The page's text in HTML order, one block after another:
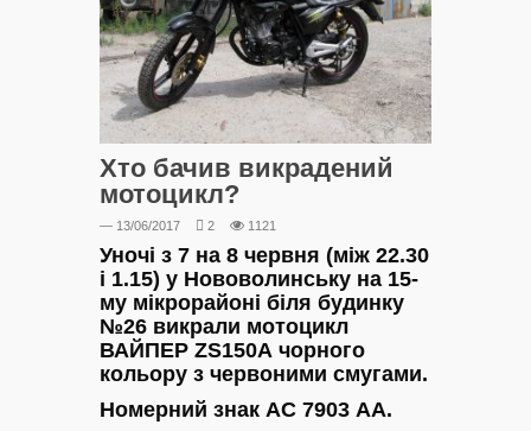
Хто бачив викрадений
мотоцикл?
— 13/06/2017 2 1121
Уночі з 7 на 8 червня (між 22.30
і 1.15) у Нововолинську на 15-
му мікрорайоні біля будинку
№26 викрали мотоцикл
ВАЙПЕР ZS150А чорного
кольору з червоними смугами.
Номерний знак АС 7903 АА.